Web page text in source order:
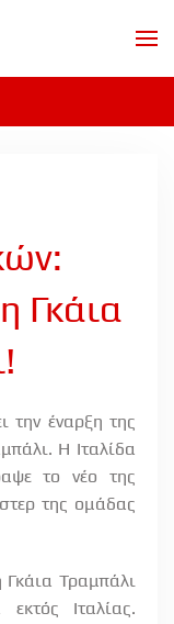
Γκάια
έναρξη της
Η Ιταλίδα
το νέο της
της ομάδας
Γκάια Τραμπάλι
Ιταλίας.